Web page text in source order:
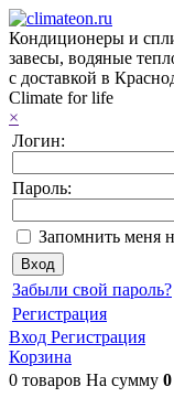
Кондиционеры и
завесы, водяные
с доставкой в
Climate for life
×
Логин:
Пароль:
Запомнить меня
Забыли свой пароль?
Регистрация
Вход Регистрация
Корзина
0 товаров На сумму